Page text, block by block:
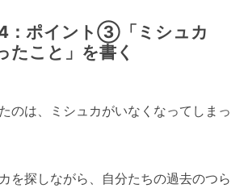
：ポイント③「ミシュカ
たこと」を書く
のは、ミシュカがいなくなってしまっ
を探しながら、自分たちの過去のつら